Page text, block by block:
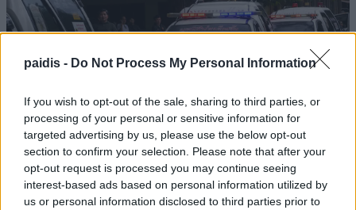
paidis - Do Not Process My Personal Information
If you wish to opt-out of the sale, sharing to third parties, or
processing of your personal or sensitive information for
targeted advertising by us, please use the below opt-out
section to confirm your selection. Please note that after your
opt-out request is processed you may continue seeing
interest-based ads based on personal information utilized by
us or personal information disclosed to third parties prior to
Σκότωσε 5 εκπαιδευτικούς και τους
παππούδες του